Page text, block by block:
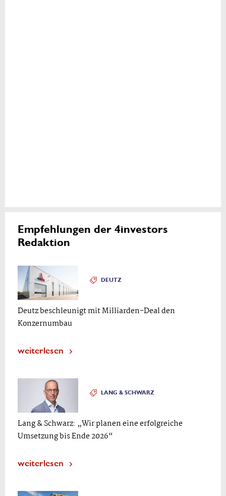
Empfehlungen der 4investors
Redaktion
DEUTZ
Deutz beschleunigt mit Milliarden-Deal den
Konzernumbau
weiterlesen
LANG & SCHWARZ
Lang & Schwarz: „Wir planen eine erfolgreiche
Umsetzung bis Ende 2026“
weiterlesen